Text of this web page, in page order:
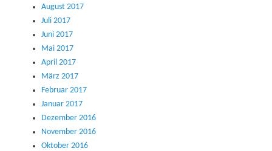
August 2017
Juli 2017
Juni 2017
Mai 2017
April 2017
März 2017
Februar 2017
Januar 2017
Dezember 2016
November 2016
Oktober 2016